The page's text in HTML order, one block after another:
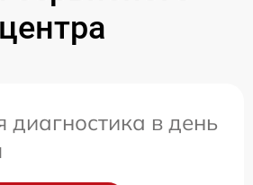
центра
диагностика в день